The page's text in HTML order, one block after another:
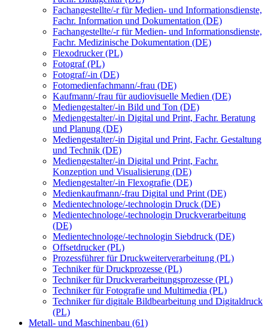
Fachangestellte/-r für Medien- und Informationsdienste,
Fachr. Information und Dokumentation (DE)
Fachangestellte/-r für Medien- und Informationsdienste,
Fachr. Medizinische Dokumentation (DE)
Flexodrucker (PL)
Fotograf (PL)
Fotograf/-in (DE)
Fotomedienfachmann/-frau (DE)
Kaufmann/-frau für audiovisuelle Medien (DE)
Mediengestalter/-in Bild und Ton (DE)
Mediengestalter/-in Digital und Print, Fachr. Beratung
und Planung (DE)
Mediengestalter/-in Digital und Print, Fachr. Gestaltung
und Technik (DE)
Mediengestalter/-in Digital und Print, Fachr.
Konzeption und Visualisierung (DE)
Mediengestalter/-in Flexografie (DE)
Medienkaufmann/-frau Digital und Print (DE)
Medientechnologe/-technologin Druck (DE)
Medientechnologe/-technologin Druckverarbeitung
(DE)
Medientechnologe/-technologin Siebdruck (DE)
Offsetdrucker (PL)
Prozessführer für Druckweiterverarbeitung (PL)
Techniker für Druckprozesse (PL)
Techniker für Druckverarbeitungsprozesse (PL)
Techniker für Fotografie und Multimedia (PL)
Techniker für digitale Bildbearbeitung und Digitaldruck
(PL)
Metall- und Maschinenbau (61)